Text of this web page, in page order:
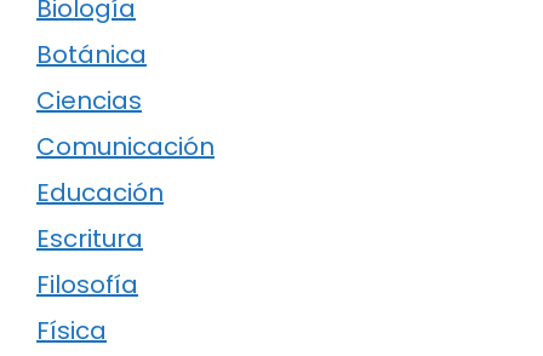
Biología
Botánica
Ciencias
Comunicación
Educación
Escritura
Filosofía
Física